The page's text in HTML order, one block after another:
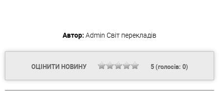
Автор: Admin Світ перекладів
ОЦІНИТИ НОВИНУ 5(голосів: 0)